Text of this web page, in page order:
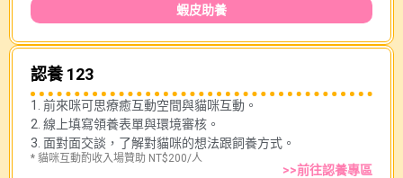
蝦皮助養
認養 123
1. 前來咪可思療癒互動空間與貓咪互動。
2. 線上填寫領養表單與環境審核。
3. 面對面交談，了解對貓咪的想法跟飼養方式。
* 貓咪互動酌收入場贊助 NT$200/人
>>前往認養專區